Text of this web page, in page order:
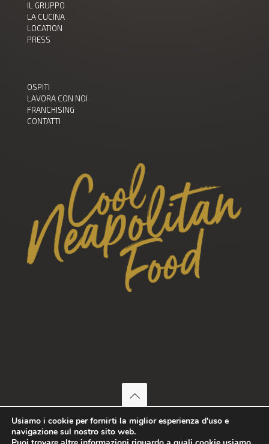
IL GRUPPO
LA CUCINA
LOCATION
PRESS
OSPITI
LAVORA CON NOI
FRANCHISING
CONTATTI
© 2026 Fresco Trattoria | Tutti i diritti riservati
DRAV S.p.a. | Iscritta presso l’ufficio delle imprese di Napoli
Usiamo i cookie per fornirti la miglior esperienza d'uso e
navigazione sul nostro sito web.